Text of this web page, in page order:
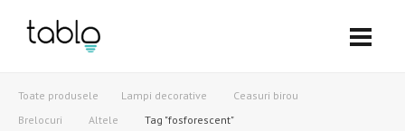
Toate produsele Lampi decorative
Ceasuri birou
Brelocuri
Altele Tag "fosforescent"